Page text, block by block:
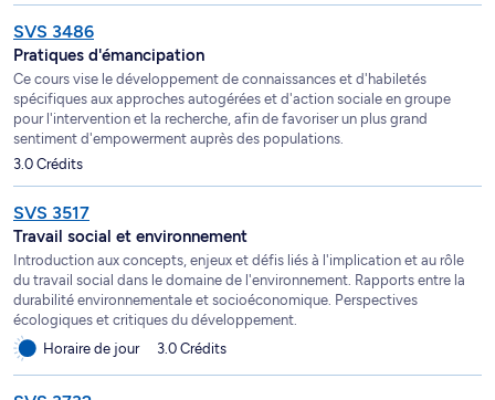
SVS 3486
Pratiques d'émancipation
Ce cours vise le développement de connaissances et d'habiletés
spécifiques aux approches autogérées et d'action sociale en groupe
pour l'intervention et la recherche, afin de favoriser un plus grand
sentiment d'empowerment auprès des populations.
3.0 Crédits
SVS 3517
Travail social et environnement
Introduction aux concepts, enjeux et défis liés à l'implication et au rôle
du travail social dans le domaine de l'environnement. Rapports entre la
durabilité environnementale et socioéconomique. Perspectives
écologiques et critiques du développement.
Horaire de jour
3.0 Crédits